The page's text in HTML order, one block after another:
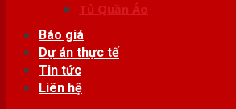
Tủ Quần Áo
Báo giá
Dự án thực tế
Tin tức
Liên hệ